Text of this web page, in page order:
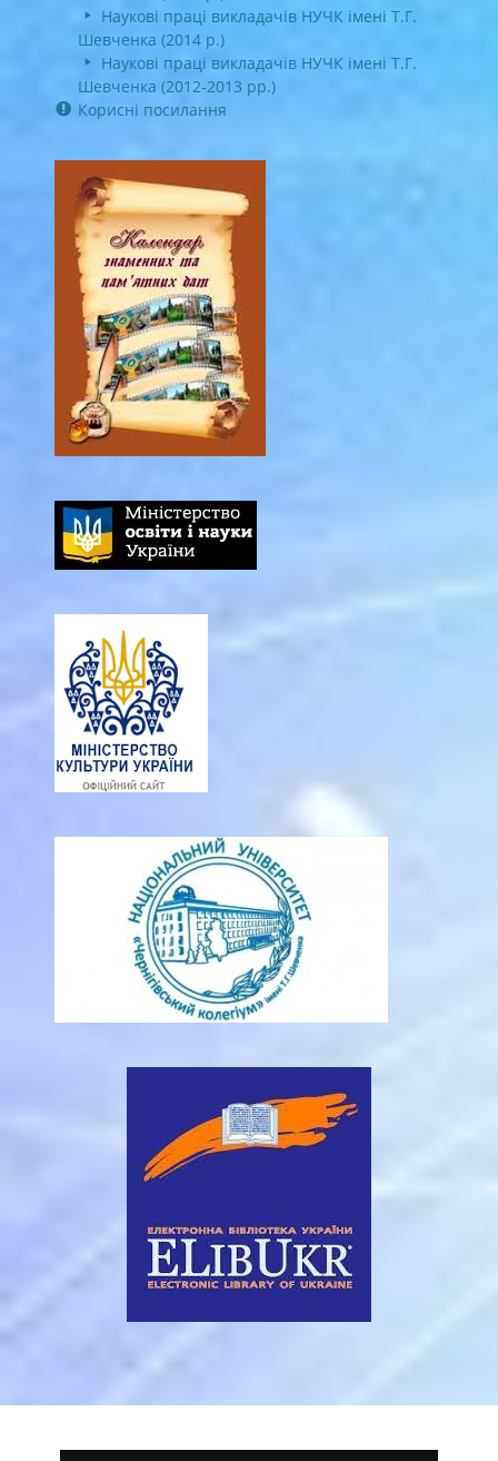
Наукові праці викладачів НУЧК імені Т.Г.
Шевченка (2014 р.)
Наукові праці викладачів НУЧК імені Т.Г.
Шевченка (2012-2013 рр.)
Корисні посилання